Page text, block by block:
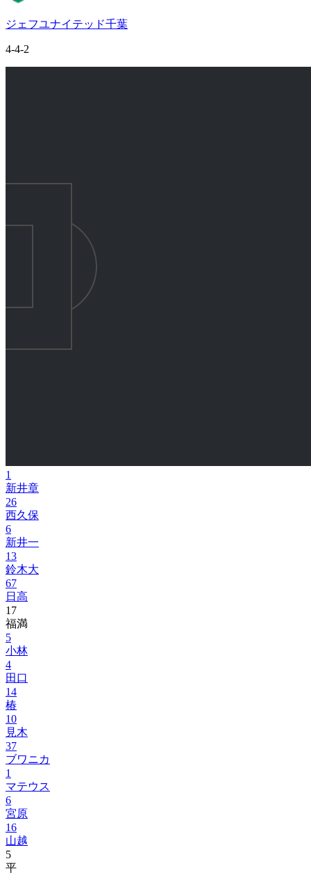
ジェフユナイテッド千葉
4-4-2
1
新井章
26
西久保
6
新井一
13
鈴木大
67
日高
17
福満
5
小林
4
田口
14
椿
10
見木
37
ブワニカ
1
マテウス
6
宮原
16
山越
5
平